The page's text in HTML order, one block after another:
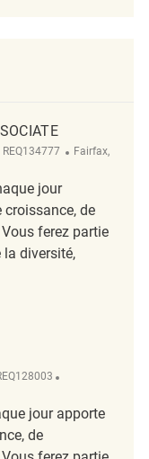
ReqId
REQ134777 Emplacement
Fairfax,
jour
de
ferez partie
diversité,
REQ134777
jour apporte
de